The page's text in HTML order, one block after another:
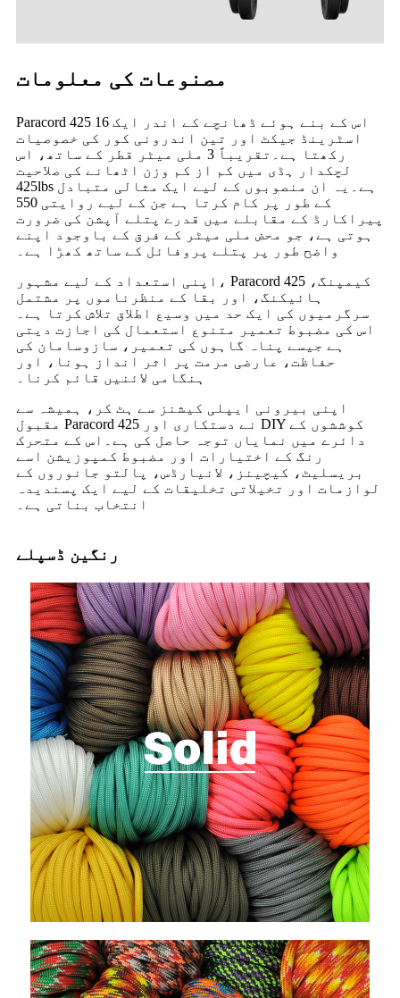
مصنوعات کی معلومات
Paracord 425 اس کے بنے ہوئے ڈھانچے کے اندر ایک 16
اسٹرینڈ جیکٹ اور تین اندرونی کور کی خصوصیات
رکھتا ہے۔تقریباً 3 ملی میٹر قطر کے ساتھ، اس
لچکدار ہڈی میں کم از کم وزن اٹھانے کی صلاحیت
425lbs ہے۔یہ ان منصوبوں کے لیے ایک مثالی متبادل
کے طور پر کام کرتا ہے جن کے لیے روایتی 550
پیراکارڈ کے مقابلے میں قدرے پتلے آپشن کی ضرورت
ہوتی ہے، جو محض ملی میٹر کے فرق کے باوجود اپنے
واضح طور پر پتلے پروفائل کے ساتھ کھڑا ہے۔
اپنی استعداد کے لیے مشہور، Paracord 425 کیمپنگ،
ہائیکنگ، اور بقا کے منظرناموں پر مشتمل
سرگرمیوں کی ایک حد میں وسیع اطلاق تلاش کرتا ہے۔
اس کی مضبوط تعمیر متنوع استعمال کی اجازت دیتی
ہے جیسے پناہ گاہوں کی تعمیر، سازوسامان کی
حفاظت، عارضی مرمت پر اثر انداز ہونا، اور
ہنگامی لائنیں قائم کرنا۔
اپنی بیرونی ایپلی کیشنز سے ہٹ کر، ہمیشہ سے
مقبول Paracord 425 نے دستکاری اور DIY کوششوں کے
دائرے میں نمایاں توجہ حاصل کی ہے۔اس کے متحرک
رنگ کے اختیارات اور مضبوط کمپوزیشن اسے
بریسلیٹ، کیچینز، لانیارڈس، پالتو جانوروں کے
لوازمات اور تخیلاتی تخلیقات کے لیے ایک پسندیدہ
انتخاب بناتی ہے۔
رنگین ڈسپلے